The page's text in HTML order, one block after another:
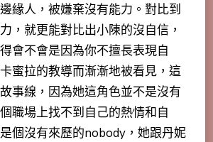
緣人，被嫌棄沒有能力。對比到
，就更能對比出小陳的沒自信，
會不會是因為你不擅長表現自
蜜拉的教導而漸漸地被看見，這
事線，因為她這角色並不是沒有
職場上找不到自己的熱情和自
個沒有來歷的nobody，她跟丹妮